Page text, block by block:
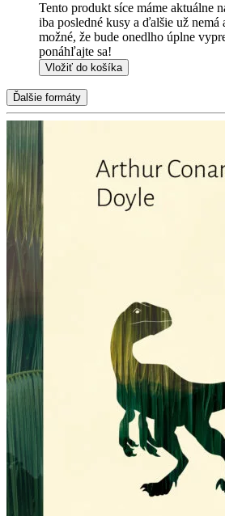
Tento produkt síce máme aktuálne
iba posledné kusy a ďalšie už
možné, že bude onedlho úplne
ponáhľajte sa!
Vložiť do košíka
Ďalšie formáty